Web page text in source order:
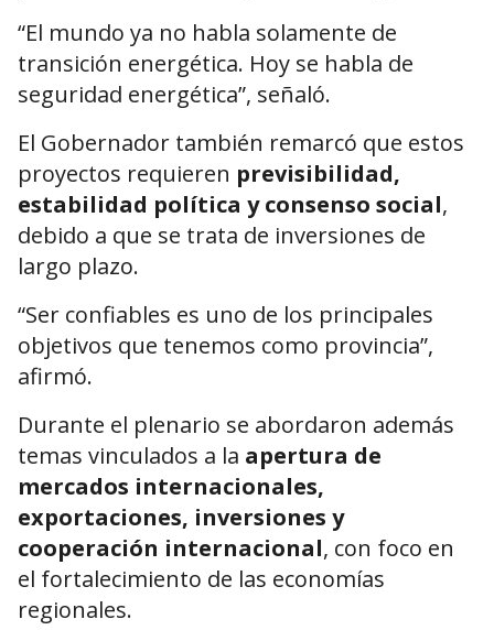
“El mundo ya no habla solamente de
transición energética. Hoy se habla de
seguridad energética”, señaló.
El Gobernador también remarcó que estos
proyectos requieren previsibilidad,
estabilidad política y consenso social,
debido a que se trata de inversiones de
largo plazo.
“Ser confiables es uno de los principales
objetivos que tenemos como provincia”,
afirmó.
Durante el plenario se abordaron además
temas vinculados a la apertura de
mercados internacionales,
exportaciones, inversiones y
cooperación internacional, con foco en
el fortalecimiento de las economías
regionales.